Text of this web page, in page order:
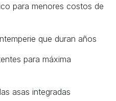
para menores costos de
que duran años
para máxima
asas integradas